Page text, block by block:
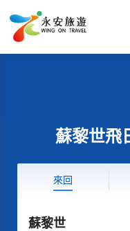
蘇黎世飛
來回
蘇黎世